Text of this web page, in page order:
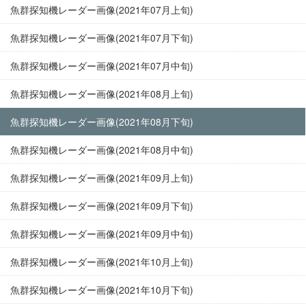
魚群探知機レーダー画像(2021年07月上旬)
魚群探知機レーダー画像(2021年07月下旬)
魚群探知機レーダー画像(2021年07月中旬)
魚群探知機レーダー画像(2021年08月上旬)
魚群探知機レーダー画像(2021年08月下旬)
魚群探知機レーダー画像(2021年08月中旬)
魚群探知機レーダー画像(2021年09月上旬)
魚群探知機レーダー画像(2021年09月下旬)
魚群探知機レーダー画像(2021年09月中旬)
魚群探知機レーダー画像(2021年10月上旬)
魚群探知機レーダー画像(2021年10月下旬)